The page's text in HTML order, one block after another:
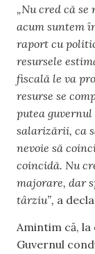
„Nu cred că se
acum suntem
raport cu
resursele
fiscală le va
resurse se
putea
salarizării, ca
nevoie să
coincidă. Nu
majorare, dar
târziu”, a
Amintim că,
Guvernul